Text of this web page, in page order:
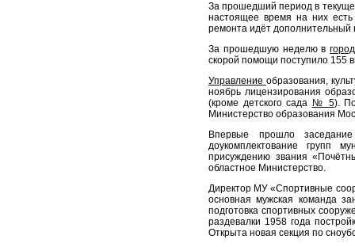
За прошедший период в
настоящее время на них
ремонта идёт дополнительный
За прошедшую неделю в
скорой помощи поступило 155
Управление образования,
ноябрь лицензирования
(кроме детского сада № 5).
Министерство образования
Впервые прошло
доукомплектование групп
присуждению звания
областное Министерство.
Директор МУ «Спортивные
основная мужская команда
подготовка спортивных
раздевалки 1958 года
Открыта новая секция по